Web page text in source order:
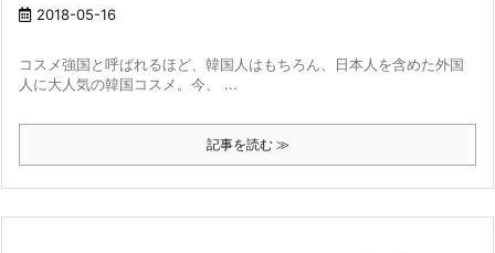
2018-05-16
コスメ強国と呼ばれるほど、韓国人はもちろん、日本人を含めた外国
人に大人気の韓国コスメ。今、 ...
記事を読む ≫